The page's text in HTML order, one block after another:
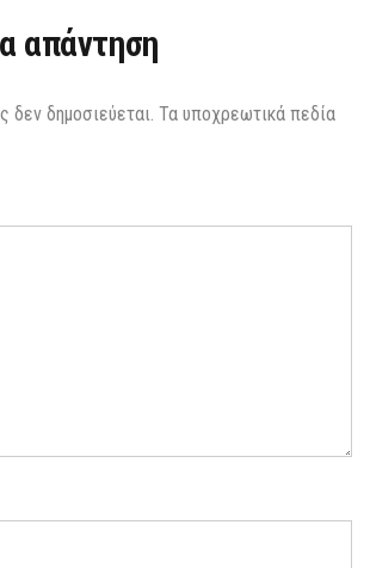
απάντηση
δεν δημοσιεύεται. Τα υποχρεωτικά πεδία